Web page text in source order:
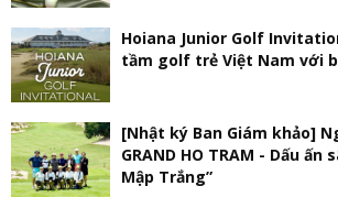
Hoiana Junior Golf
tầm golf trẻ Việt Nam với
[Nhật ký Ban Giám khảo]
GRAND HO TRAM - Dấu ấn
Mập Trắng”